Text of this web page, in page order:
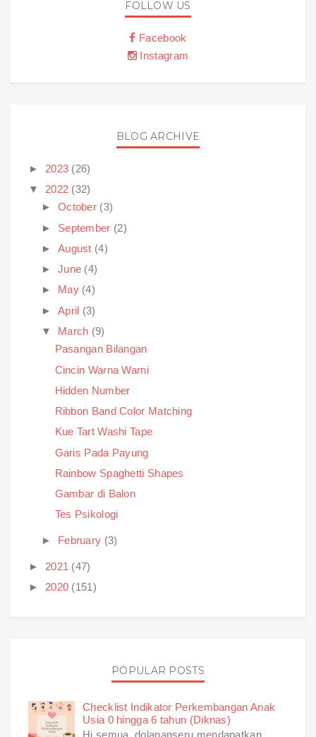
FOLLOW US
Facebook
Instagram
BLOG ARCHIVE
► 2023 (26)
▼ 2022 (32)
► October (3)
► September (2)
► August (4)
► June (4)
► May (4)
► April (3)
▼ March (9)
Pasangan Bilangan
Cincin Warna Warni
Hidden Number
Ribbon Band Color Matching
Kue Tart Washi Tape
Garis Pada Payung
Rainbow Spaghetti Shapes
Gambar di Balon
Tes Psikologi
► February (3)
► 2021 (47)
► 2020 (151)
POPULAR POSTS
Checklist Indikator Perkembangan Anak
Usia 0 hingga 6 tahun (Diknas)
Hi semua, dolananseru mendapatkan